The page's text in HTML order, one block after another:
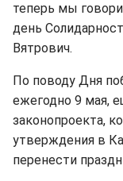
теперь мы
день
Вятрович.
По поводу Дня
ежегодно 9 мая,
законопроекта,
утверждения в
перенести